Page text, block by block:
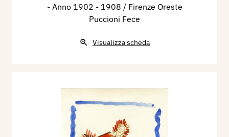
- Anno 1902 - 1908 / Firenze Oreste
Puccioni Fece
Visualizza scheda